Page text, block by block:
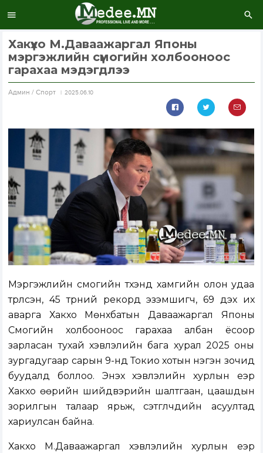
Хакүхо М.Даваажаргал Японы
мэргэжлийн сүмогийн холбооноос
гарахаа мэдэгдлээ
Aдмин / Спорт 2025.06.10
Мэргэжлийн сүмогийн түүхэнд хамгийн олон удаа
түрүүлсэн, 45 түрүүний рекорд эзэмшигч, 69 дэх их
аварга Хакүхо Мөнхбатын Даваажаргал Японы
Сүмогийн холбооноос гарахаа албан ёсоор
зарласан тухай хэвлэлийн бага хурал 2025 оны
зургадугаар сарын 9-нд Токио хотын нэгэн зочид
буудалд боллоо. Энэхүү хэвлэлийн хурлын үеэр
Хакүхо өөрийн шийдвэрийн шалтгаан, цаашдын
зорилгын талаар ярьж, сэтгүүлчдийн асуултад
хариулсан байна.
Хакүхо М.Даваажаргал хэвлэлийн хурлын үеэр